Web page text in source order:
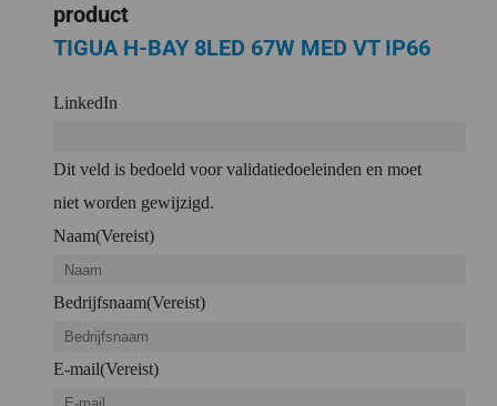
product
TIGUA H-BAY 8LED 67W MED VT IP66
LinkedIn
Dit veld is bedoeld voor validatiedoeleinden en moet
niet worden gewijzigd.
Naam(Vereist)
Bedrijfsnaam(Vereist)
E-mail(Vereist)